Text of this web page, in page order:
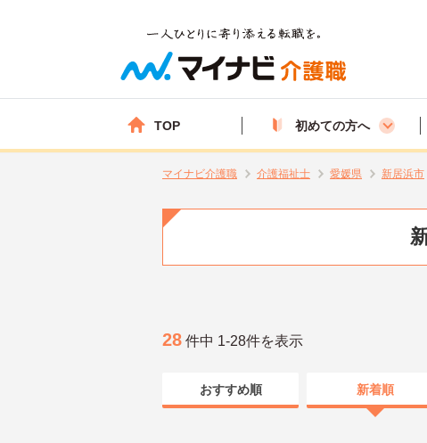
TOP 初めての方へ
マイナビ介護職 介護福祉士 愛媛県 新居浜市
28 件中 1-28件を表示
おすすめ順 新着順